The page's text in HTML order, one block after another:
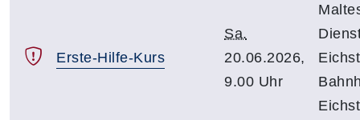
Erste-Hilfe-Kurs
Sa.
20.06.2026,
9.00 Uhr